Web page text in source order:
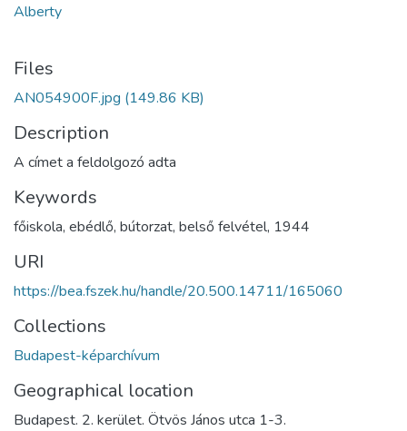
Alberty
Files
AN054900F.jpg (149.86 KB)
Description
A címet a feldolgozó adta
Keywords
főiskola, ebédlő, bútorzat, belső felvétel, 1944
URI
https://bea.fszek.hu/handle/20.500.14711/165060
Collections
Budapest-képarchívum
Geographical location
Budapest. 2. kerület. Ötvös János utca 1-3.